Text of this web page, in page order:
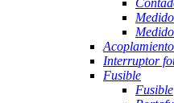
Interruptor
Fusible
Fusible